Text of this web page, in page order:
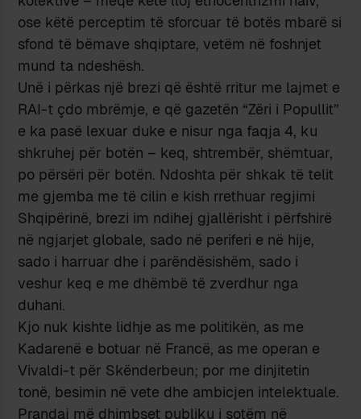
ose këtë perceptim të sforcuar të botës mbarë si
sfond të bëmave shqiptare, vetëm në foshnjet
mund ta ndeshësh.
Unë i përkas një brezi që është rritur me lajmet e
RAI-t çdo mbrëmje, e që gazetën “Zëri i Popullit”
e ka pasë lexuar duke e nisur nga faqja 4, ku
shkruhej për botën – keq, shtrembër, shëmtuar,
po përsëri për botën. Ndoshta për shkak të telit
me gjemba me të cilin e kish rrethuar regjimi
Shqipërinë, brezi im ndihej gjallërisht i përfshirë
në ngjarjet globale, sado në periferi e në hije,
sado i harruar dhe i parëndësishëm, sado i
veshur keq e me dhëmbë të zverdhur nga
duhani.
Kjo nuk kishte lidhje as me politikën, as me
Kadarenë e botuar në Francë, as me operan e
Vivaldi-t për Skënderbeun; por me dinjitetin
tonë, besimin në vete dhe ambicjen intelektuale.
Prandaj më dhimbset publiku i sotëm në